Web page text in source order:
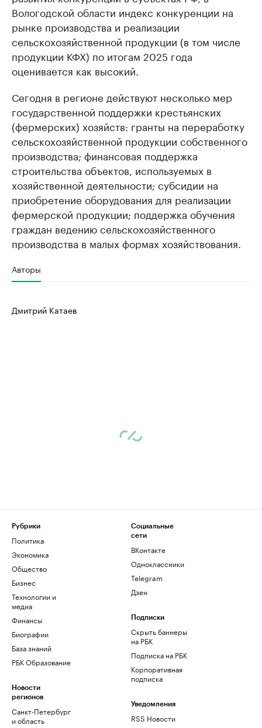
Вологодской области индекс конкуренции на
рынке производства и реализации
сельскохозяйственной продукции (в том числе
продукции КФХ) по итогам 2025 года
оценивается как высокий.
Сегодня в регионе действуют несколько мер
государственной поддержки крестьянских
(фермерских) хозяйств: гранты на переработку
сельскохозяйственной продукции собственного
производства; финансовая поддержка
строительства объектов, используемых в
хозяйственной деятельности; субсидии на
приобретение оборудования для реализации
фермерской продукции; поддержка обучения
граждан ведению сельскохозяйственного
производства в малых формах хозяйствования.
Авторы
Дмитрий Катаев
Рубрики
Политика
Экономика
Общество
Бизнес
Технологии и
медиа
Финансы
Биографии
База знаний
РБК Образование
Новости
регионов
Санкт-Петербург
и область
Социальные
сети
ВКонтакте
Одноклассники
Telegram
Дзен
Подписки
Скрыть баннеры
на РБК
Подписка на РБК
Корпоративная
подписка
Уведомления
RSS Новости